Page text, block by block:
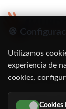
C/
91 345
616 113
🍪
Utilizamos
experiencia de
cookies,
Cookies